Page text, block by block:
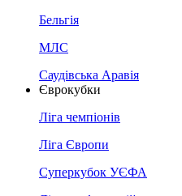
Бельгія
МЛС
Саудівська Аравія
Єврокубки
Ліга чемпіонів
Ліга Європи
Суперкубок УЄФА